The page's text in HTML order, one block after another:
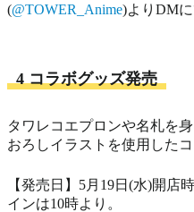
(@TOWER_Anime)よりDMに
4 コラボグッズ発売
タワレコエプロンや名札を
おろしイラストを使用した
【発売日】5月19日(水)開
インは10時より。